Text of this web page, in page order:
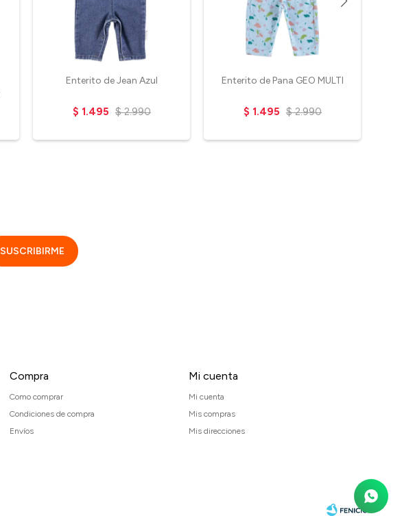
Enterito de Jean Azul
$ 1.495 $ 2.990
Enterito de Pana GEO MULTI
$ 1.495 $ 2.990
Compra
Como comprar
Condiciones de compra
Envíos
Mi cuenta
Mi cuenta
Mis compras
Mis direcciones
SUSCRIBIRME